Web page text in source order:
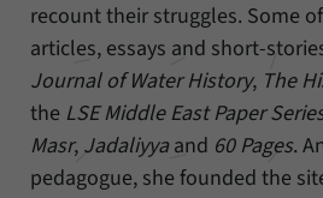
recount their struggles. Some
articles, essays and short-
Journal of Water History, The
the LSE Middle East Paper
Masr, Jadaliyyaand 60 Pages.
pedagogue, she founded the
30 Minuten
Mit diesem Cookie können wir für kurze
über den aktuellen Aufenthalt von
unserer Internetseite speichern.